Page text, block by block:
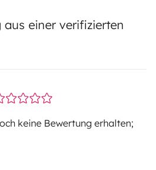
aus einer verifizierten
keine Bewertung erhalten;